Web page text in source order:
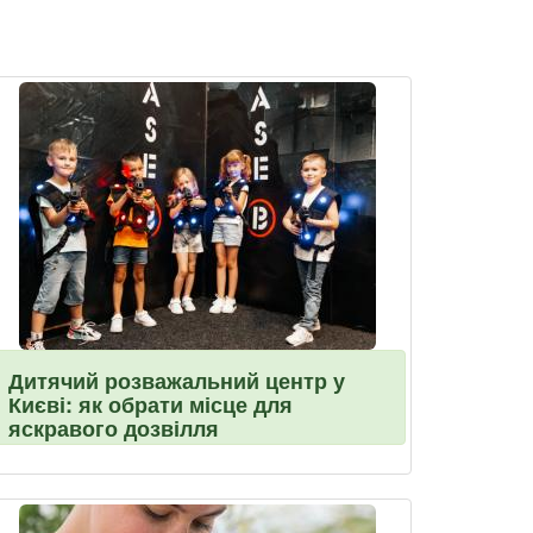
Дитячий розважальний центр у
Києві: як обрати місце для
яскравого дозвілля